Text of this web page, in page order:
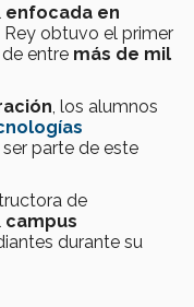
enfocada en
Rey obtuvo el primer
entre más de mil
, los alumnos
parte de este
de
campus
durante su